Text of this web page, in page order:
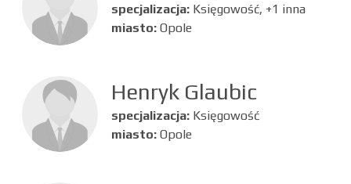
specjalizacja: Księgowość, +1 inna
miasto: Opole
Henryk Glaubic
specjalizacja: Księgowość
miasto: Opole